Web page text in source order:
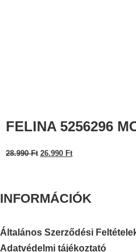
FELINA 5256296
28.990Ft 26.990 Ft
INFORMÁCIÓK
Általános Szerződési
Adatvédelmi tájékoztató